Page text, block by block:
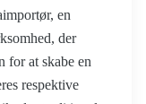
en
der
for at skabe en
respektive